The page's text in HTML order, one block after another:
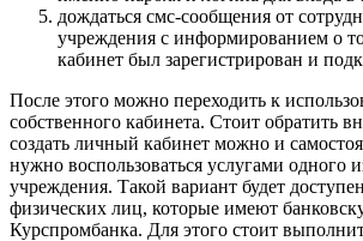
дождаться смс-сообщения от
учреждения с информированием о
кабинет был зарегистрирован и
После этого можно переходить к
собственного кабинета. Стоит обратить
создать личный кабинет можно и
нужно воспользоваться услугами одного
учреждения. Такой вариант будет
физических лиц, которые имеют
Курспромбанка. Для этого стоит